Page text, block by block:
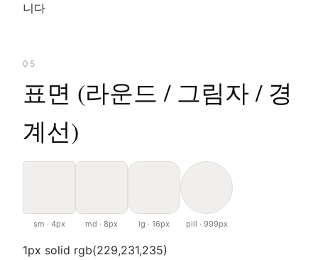
니다
05
표면 (라운드 / 그림자 / 경
계선)
sm · 4px md · 8px lg · 16px pill · 999px
1px solid rgb(229,231,235)